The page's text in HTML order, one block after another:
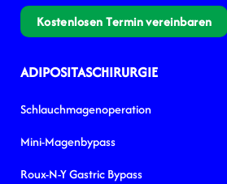
Kostenlosen Termin vereinbaren
ADIPOSITASCHIRURGIE
Schlauchmagenoperation
Mini-Magenbypass
Roux-N-Y Gastric Bypass